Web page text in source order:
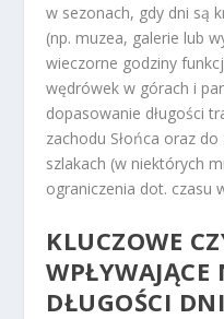
w sezonach, gdy dni są
(np. muzea, galerie lub
wieczorne godziny
wędrówek w górach i
dopasowanie długości
zachodu Słońca oraz
szlakach (w niektórych
ograniczenia dot. czasu
KLUCZOWE
DŁUGOŚCI